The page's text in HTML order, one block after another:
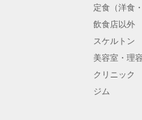
定食（洋食
飲食店以外
スケルトン
美容室・理
クリニック
ジム